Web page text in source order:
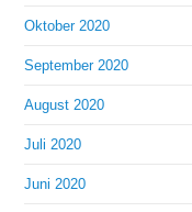
Oktober 2020
September 2020
August 2020
Juli 2020
Juni 2020